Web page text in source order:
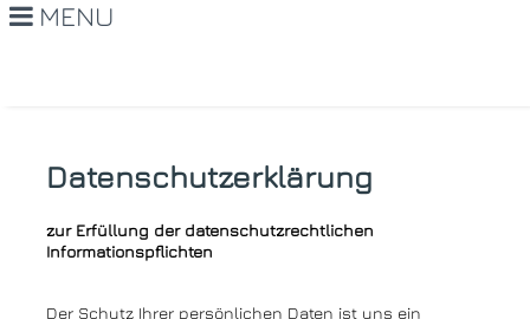
MENU
Datenschutzerklärung
zur Erfüllung der datenschutzrechtlichen
Informationspflichten
Der Schutz Ihrer persönlichen Daten ist uns ein